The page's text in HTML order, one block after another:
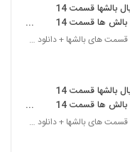
دانلود سریال بالشها قسمت 14
چهاردهم | بالش ها قسمت 14
دانلود سیمای ایرانی دانلود تمام قسمت های بالشها + دانلود قسمت 14 چهارد
دانلود سریال بالشها قسمت 14
چهاردهم | بالش ها قسمت 14
دانلود همه جا همه جادانلود تمام قسمت های بالشها + دانلود قسمت 14 چهارد